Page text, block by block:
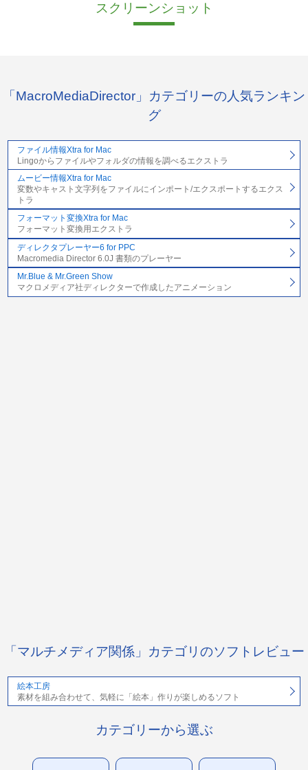
スクリーンショット
「MacroMediaDirector」カテゴリーの人気ランキン
グ
ファイル情報Xtra for Mac
Lingoからファイルやフォルダの情報を調べるエクストラ
ムービー情報Xtra for Mac
変数やキャスト文字列をファイルにインポート/エクスポートするエクス
トラ
フォーマット変換Xtra for Mac
フォーマット変換用エクストラ
ディレクタプレーヤー6 for PPC
Macromedia Director 6.0J 書類のプレーヤー
Mr.Blue & Mr.Green Show
マクロメディア社ディレクターで作成したアニメーション
「マルチメディア関係」カテゴリのソフトレビュー
絵本工房
素材を組み合わせて、気軽に「絵本」作りが楽しめるソフト
カテゴリーから選ぶ